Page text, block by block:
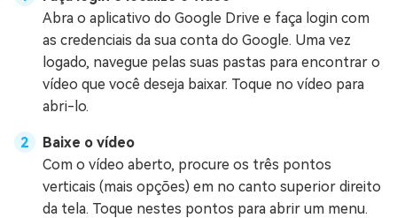
Abra o aplicativo do Google Drive e faça login com
as credenciais da sua conta do Google. Uma vez
logado, navegue pelas suas pastas para encontrar o
vídeo que você deseja baixar. Toque no vídeo para
abri-lo.
Baixe o vídeo
Com o vídeo aberto, procure os três pontos
verticais (mais opções) em no canto superior direito
da tela. Toque nestes pontos para abrir um menu.